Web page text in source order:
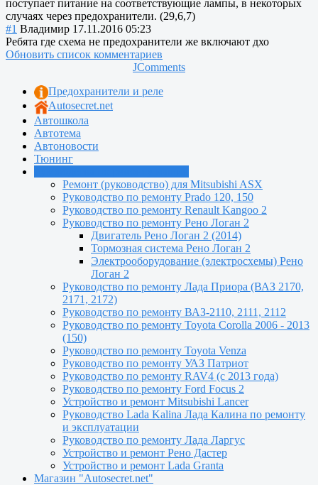
поступает питание на соответствующие лампы, в некоторых
случаях через предохранители. (29,6,7)
#1 Владимир 17.11.2016 05:23
Ребята где схема не предохранители же включают дхо
Обновить список комментариев
JComments
Предохранители и реле
Autosecret.net
Автошкола
Автотема
Автоновости
Тюнинг
Ремонт (руководство) для Mitsubishi ASX
Руководство по ремонту Prado 120, 150
Руководство по ремонту Renault Kangoo 2
Руководство по ремонту Рено Логан 2
Двигатель Рено Логан 2 (2014)
Тормозная система Рено Логан 2
Электрооборудование (электросхемы) Рено
Логан 2
Руководство по ремонту Лада Приора (ВАЗ 2170,
2171, 2172)
Руководство по ремонту ВАЗ-2110, 2111, 2112
Руководство по ремонту Toyota Сorolla 2006 - 2013
(150)
Руководство по ремонту Toyota Venza
Руководство по ремонту УАЗ Патриот
Руководство по ремонту RAV4 (с 2013 года)
Руководство по ремонту Ford Focus 2
Устройство и ремонт Mitsubishi Lancer
Руководство Lada Kalina Лада Калина по ремонту
и эксплуатации
Руководство по ремонту Лада Ларгус
Устройство и ремонт Рено Дастер
Устройство и ремонт Lada Granta
Магазин "Autosecret.net"